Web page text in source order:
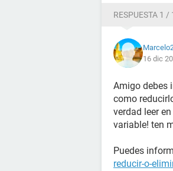
RESPUESTA 1 /
16 dic
Amigo debes
como
verdad leer
variable! ten
Puedes
reducir-o-